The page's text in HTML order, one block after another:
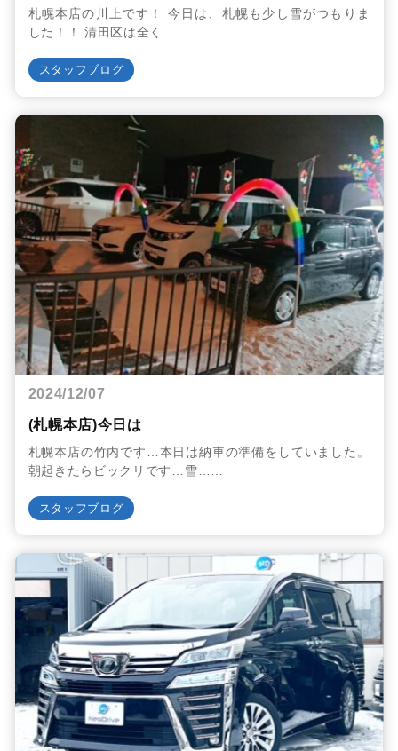
札幌本店の川上です！ 今日は、札幌も少し雪がつもりま
した！！ 清田区は全く……
スタッフブログ
2024/12/07
(札幌本店)今日は
札幌本店の竹内です…本日は納車の準備をしていました。
朝起きたらビックリです…雪……
スタッフブログ